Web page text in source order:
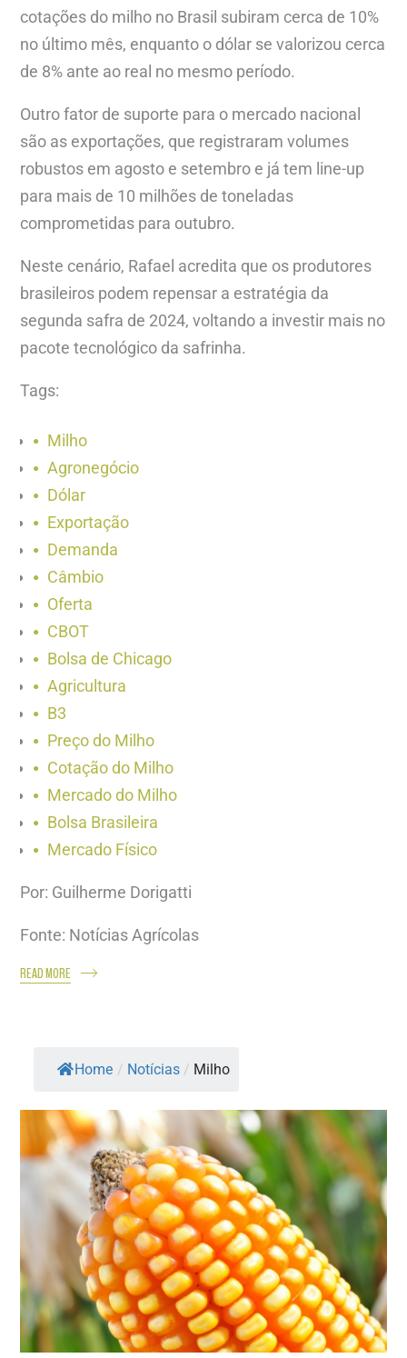
cotações do milho no Brasil subiram cerca de 10%
no último mês, enquanto o dólar se valorizou cerca
de 8% ante ao real no mesmo período.
Outro fator de suporte para o mercado nacional
são as exportações, que registraram volumes
robustos em agosto e setembro e já tem line-up
para mais de 10 milhões de toneladas
comprometidas para outubro.
Neste cenário, Rafael acredita que os produtores
brasileiros podem repensar a estratégia da
segunda safra de 2024, voltando a investir mais no
pacote tecnológico da safrinha.
Tags:
Milho
Agronegócio
Dólar
Exportação
Demanda
Câmbio
Oferta
CBOT
Bolsa de Chicago
Agricultura
B3
Preço do Milho
Cotação do Milho
Mercado do Milho
Bolsa Brasileira
Mercado Físico
Por: Guilherme Dorigatti
Fonte: Notícias Agrícolas
READ MORE
Home / Notícias / Milho